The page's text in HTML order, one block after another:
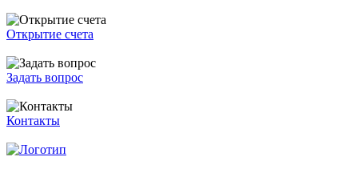
Открытие счета
Задать вопрос
Контакты